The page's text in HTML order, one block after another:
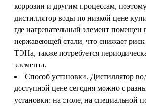
коррозии и другим процессам,
дистиллятор воды по низкой цене
где нагревательный элемент помещен
нержавеющей стали, что снижает
ТЭНа, также потребуется
элемента.
Способ установки. Дистиллятор
доступной цене сегодня можно с
установки: на столе, на специальной